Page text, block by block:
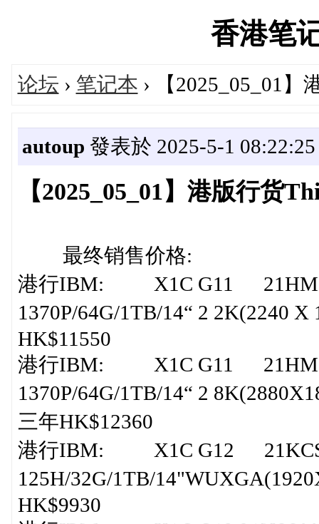
香港笔
论坛 › 笔记本 › 【2025_05_01
autoup 發表於 2025-5-1 08:22:25
【2025_05_01】港版行货
最终销售价格:
港行IBM: X1C G11
1370P/64G/1TB/14“ 2 2K(2240
HK$11550
港行IBM: X1C G11
1370P/64G/1TB/14“ 2
三年HK$12360
港行IBM: X1C G12
125H/32G/1TB/
HK$9930